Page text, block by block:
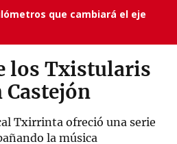
que cambiará el eje
los Txistularis
Castejón
Txirrinta ofreció una serie
la música